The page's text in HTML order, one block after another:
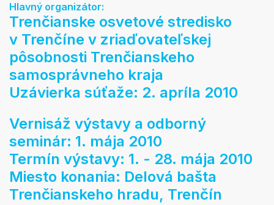
Hlavný organizátor:
Trenčianske osvetové stredisko
v Trenčíne v zriaďovateľskej
pôsobnosti Trenčianskeho
samosprávneho kraja
Uzávierka súťaže: 2. apríla 2010
Vernisáž výstavy a odborný
seminár: 1. mája 2010
Termín výstavy: 1. - 28. mája 2010
Miesto konania: Delová bašta
Trenčianskeho hradu, Trenčín